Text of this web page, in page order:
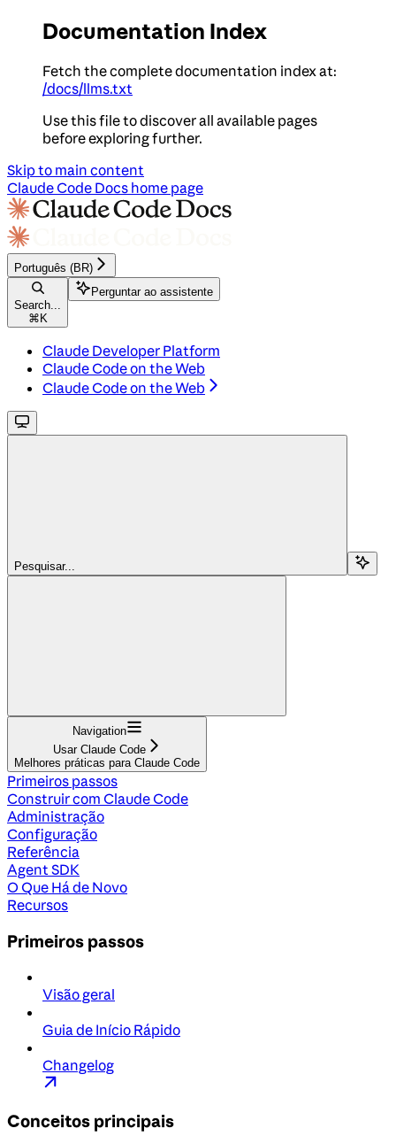
Documentation Index
Fetch the complete documentation index at:
/docs/llms.txt
Use this file to discover all available pages
before exploring further.
Skip to main content
Claude Code Docs home page
Português (BR)
Search...
⌘ K
Perguntar ao assistente
Claude Developer Platform
Claude Code on the Web
Claude Code on the Web
Pesquisar...
Navigation
Usar Claude Code
Melhores práticas para Claude Code
Primeiros passos
Construir com Claude Code
Administração
Configuração
Referência
Agent SDK
O Que Há de Novo
Recursos
Primeiros passos
Visão geral
Guia de Início Rápido
Changelog
Conceitos principais